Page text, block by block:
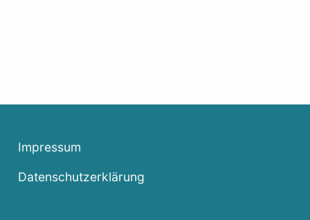
Impressum
Datenschutzerklärung